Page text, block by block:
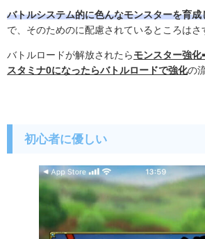
バトルシステム的に色んなモンスターを育成
で、そのためのに配慮されているところはさ
バトルロードが解放されたら モンスター強化
スタミナ0になったらバトルロードで強化の
初心者に優しい